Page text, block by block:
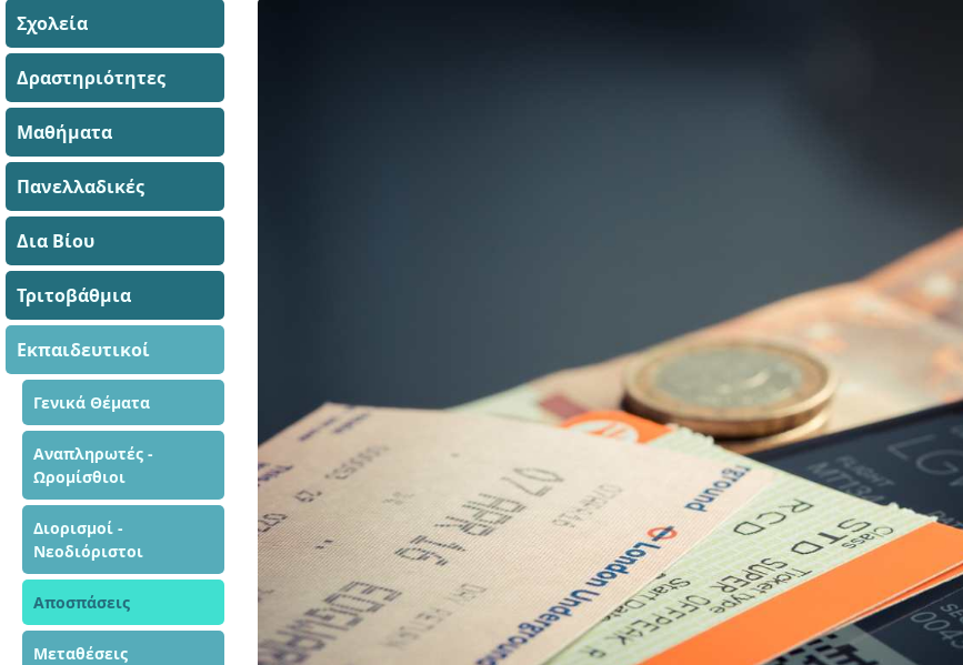
Σχολεία
Δραστηριότητες
Μαθήματα
Πανελλαδικές
Δια Βίου
Τριτοβάθμια
Εκπαιδευτικοί
Γενικά Θέματα
Αναπληρωτές -
Ωρομίσθιοι
Διορισμοί -
Νεοδιόριστοι
Αποσπάσεις
Μεταθέσεις